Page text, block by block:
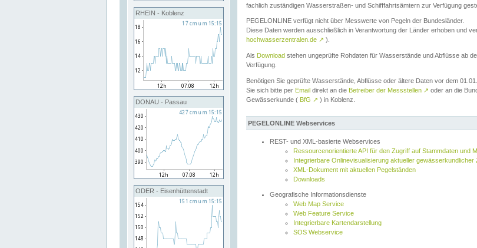
RHEIN - Koblenz
DONAU - Passau
ODER - Eisenhüttenstadt
fachlich zuständigen Wasserstraßen- und Schifffahrtsämtern zur Verfügung
PEGELONLINE verfügt nicht über Messwerte von Pegeln der Bundesländer.
Diese Daten werden ausschließlich in Verantwortung der Länder erhoben und
hochwasserzentralen.de ↗ ).
Als Download stehen ungeprüfte Rohdaten für Wasserstände und Abflüsse ab
Verfügung.
Benötigen Sie geprüfte Wasserstände, Abflüsse oder ältere Daten vor dem
Sie sich bitte per Email direkt an die Betreiber der Messstellen ↗ oder an die
Gewässerkunde ( BfG ↗ ) in Koblenz.
PEGELONLINE Webservices
REST- und XML-basierte Webservices
Ressourcenorientierte API für den Zugriff auf Stammdaten und
Integrierbare Onlinevisualisierung aktueller gewässerkundlicher
XML-Dokument mit aktuellen Pegelständen
Downloads
Geografische Informationsdienste
Web Map Service
Web Feature Service
Integrierbare Kartendarstellung
SOS Webservice